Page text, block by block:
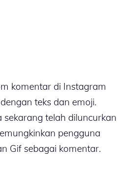
komentar di Instagram
teks dan emoji.
sekarang telah diluncurkan
pengguna
Gif sebagai komentar.